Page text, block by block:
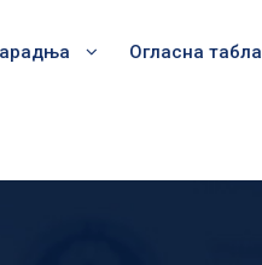
Огласна табла